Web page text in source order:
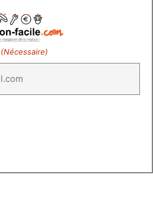
(Nécessaire)